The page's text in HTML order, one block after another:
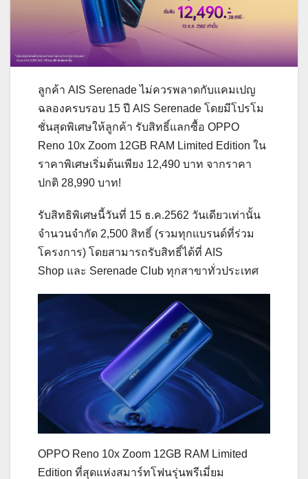
ลูกค้า AIS Serenade ไม่ควรพลาดกับแคมเปญ
ฉลองครบรอบ 15 ปี AIS Serenade โดยมีโปรโม
ชั่นสุดพิเศษให้ลูกค้า รับสิทธิ์แลกซื้อ OPPO
Reno 10x Zoom 12GB RAM Limited Edition ใน
ราคาพิเศษเริ่มต้นเพียง 12,490 บาท จากราคา
ปกติ 28,990 บาท!
รับสิทธิพิเศษนี้วันที่ 15 ธ.ค.2562 วันเดียวเท่านั้น
จำนวนจำกัด 2,500 สิทธิ์ (รวมทุกแบรนด์ที่ร่วม
โครงการ) โดยสามารถรับสิทธิ์ได้ที่ AIS
Shop และ Serenade Club ทุกสาขาทั่วประเทศ
OPPO Reno 10x Zoom 12GB RAM Limited
Edition ที่สุดแห่งสมาร์ทโฟนรุ่นพรีเมี่ยม